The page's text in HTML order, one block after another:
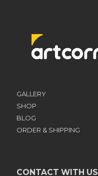
GALLERY
SHOP
BLOG
ORDER & SHIPPING
CONTACT WITH US